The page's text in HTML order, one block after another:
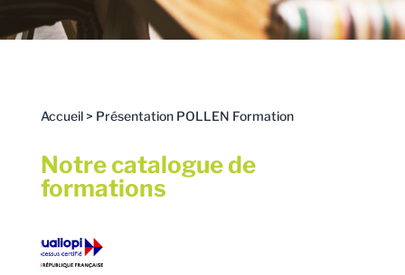
Accueil> Présentation POLLEN Formation
Notre catalogue de
formations